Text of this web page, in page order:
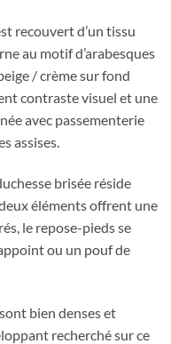
recouvert d’un tissu
au motif d’arabesques
/ crème sur fond
contraste visuel et une
avec passementerie
assises.
brisée réside
éléments offrent une
le repose-pieds se
ou un pouf de
bien denses et
recherché sur ce